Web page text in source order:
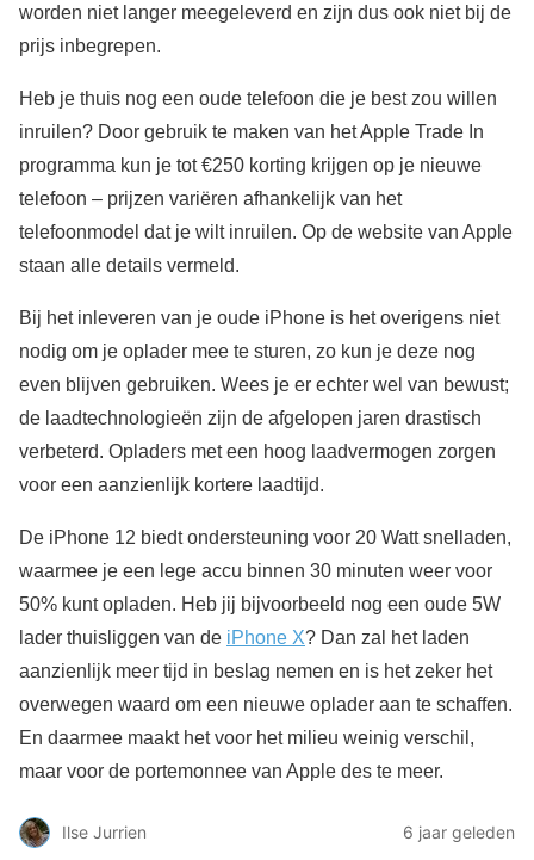
worden niet langer meegeleverd en zijn dus ook niet bij de
prijs inbegrepen.
Heb je thuis nog een oude telefoon die je best zou willen
inruilen? Door gebruik te maken van het Apple Trade In
programma kun je tot €250 korting krijgen op je nieuwe
telefoon – prijzen variëren afhankelijk van het
telefoonmodel dat je wilt inruilen. Op de website van Apple
staan alle details vermeld.
Bij het inleveren van je oude iPhone is het overigens niet
nodig om je oplader mee te sturen, zo kun je deze nog
even blijven gebruiken. Wees je er echter wel van bewust;
de laadtechnologieën zijn de afgelopen jaren drastisch
verbeterd. Opladers met een hoog laadvermogen zorgen
voor een aanzienlijk kortere laadtijd.
De iPhone 12 biedt ondersteuning voor 20 Watt snelladen,
waarmee je een lege accu binnen 30 minuten weer voor
50% kunt opladen. Heb jij bijvoorbeeld nog een oude 5W
lader thuisliggen van de iPhone X? Dan zal het laden
aanzienlijk meer tijd in beslag nemen en is het zeker het
overwegen waard om een nieuwe oplader aan te schaffen.
En daarmee maakt het voor het milieu weinig verschil,
maar voor de portemonnee van Apple des te meer.
Ilse Jurrien
6 jaar geleden